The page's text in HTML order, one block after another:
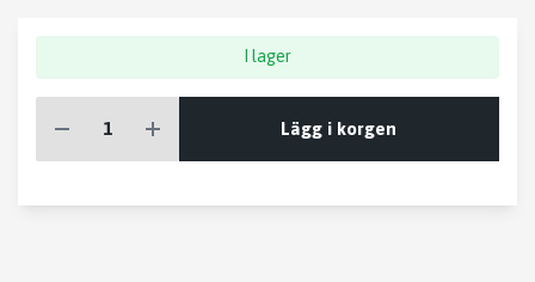
I lager
Lägg i korgen